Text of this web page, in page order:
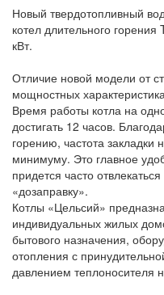
Новый твердотопливный
котел длительного
кВт.
Отличие новой модели от
мощностных
Время работы котла на
достигать 12 часов.
горению, частота закладки
минимуму. Это главное
придется часто
«дозаправку».
Котлы «Цельсий»
индивидуальных жилых
бытового назначения,
отопления с
давлением теплоносителя